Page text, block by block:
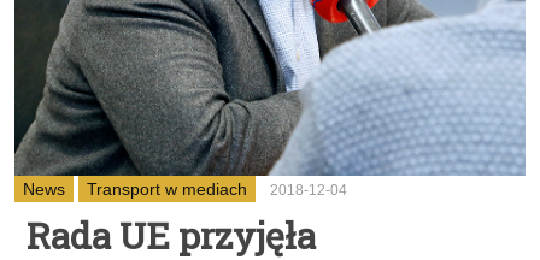
News Transport w mediach 2018-12-04
Rada UE przyjęła